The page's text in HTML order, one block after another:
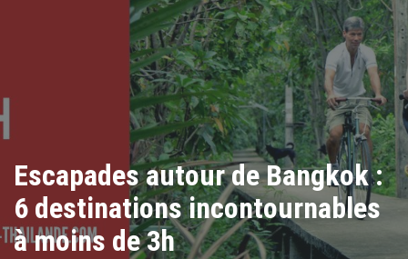
Escapades autour de Bangkok :
6 destinations incontournables
à moins de 3h